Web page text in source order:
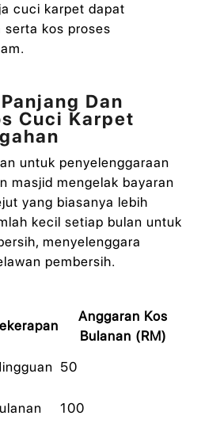
cuci karpet dapat
serta kos proses
Dan
Cuci Karpet
untuk penyelenggaraan
masjid mengelak bayaran
yang biasanya lebih
kecil setiap bulan untuk
menyelenggara
pembersih.
Anggaran Kos
Bulanan (RM)
50
100